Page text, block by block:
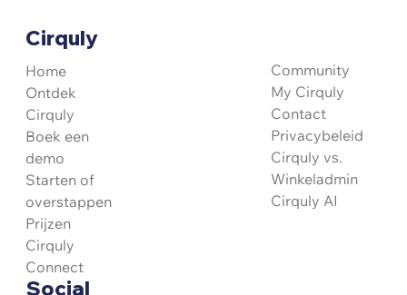
"Als iets je alleen maar voordelen heeft,
waarom zou je dan wachten?"
Cirquly
Home
Ontdek
Cirquly
Boek een
demo
Starten of
overstappen
Prijzen
Cirquly
Connect
Community
My Cirquly
Contact
Privacybeleid
Cirquly vs.
Winkeladmin
Cirquly AI
Social